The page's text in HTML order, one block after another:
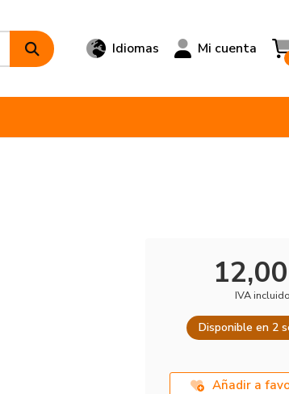
Idiomas Mi cuenta
IVA incluido
Disponible en 2
Añadir a